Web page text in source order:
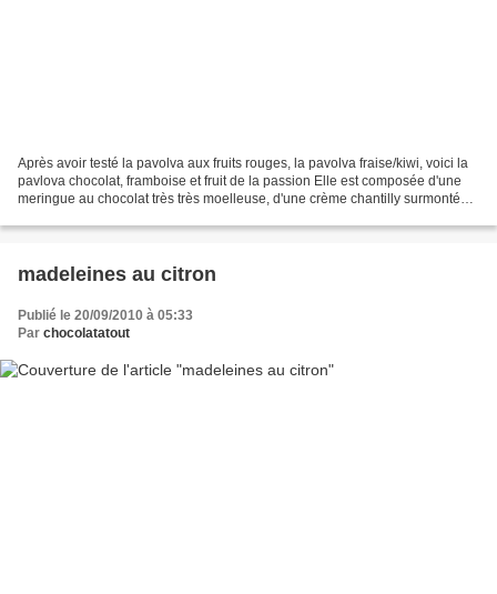
Après avoir testé la pavolva aux fruits rouges, la pavolva fraise/kiwi, voici la
pavlova chocolat, framboise et fruit de la passion Elle est composée d'une
meringue au chocolat très très moelleuse, d'une crème chantilly surmontée
madeleines au citron
Publié le 20/09/2010 à 05:33
Par chocolatatout